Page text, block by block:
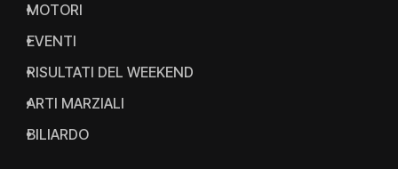
MOTORI
EVENTI
RISULTATI DEL WEEKEND
ARTI MARZIALI
BILIARDO